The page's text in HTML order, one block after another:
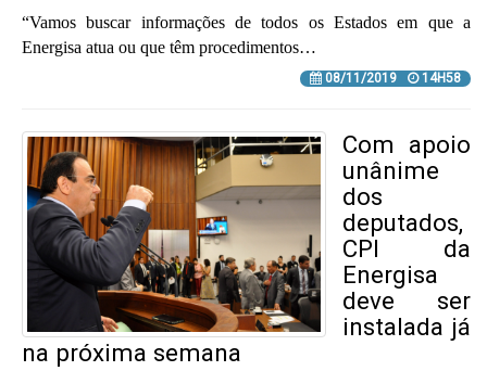
“Vamos buscar informações de todos os Estados em que a
Energisa atua ou que têm procedimentos…
08/11/2019 14H58
Com apoio
unânime
dos
deputados,
CPI da
Energisa
deve ser
instalada já
na próxima semana